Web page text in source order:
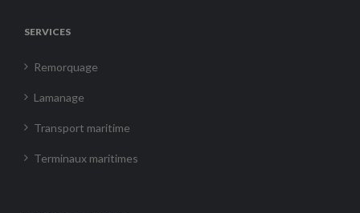
SERVICES
Remorquage
Lamanage
Transport maritime
Terminaux maritimes